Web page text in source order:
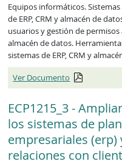
Equipos informáticos.
de ERP, CRM y almacén de
usuarios y gestión de permisos
almacén de datos.
sistemas de ERP, CRM y
Ver Documento
ECP1215_3 -
los sistemas de
empresariales (erp)
relaciones con